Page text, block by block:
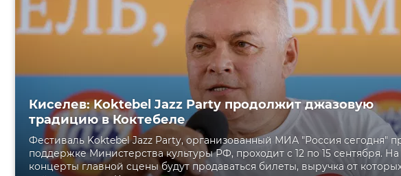
Киселев: Koktebel Jazz Party продолжит джазовую
традицию в Коктебеле
Фестиваль Koktebel Jazz Party, организованный МИА "Россия сегодня"
поддержке Министерства культуры РФ, проходит с 12 по 15 сентября. На
концерты главной сцены будут продаваться билеты, выручка от